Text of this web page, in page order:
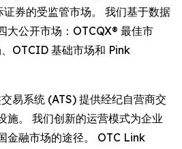
券的受监管市场。 我们基于数据
大公开市场：OTCQX® 最佳市
OTCID 基础市场和 Pink
易系统 (ATS) 提供经纪自营商交
施。 我们创新的运营模式为企业
金融市场的途径。 OTC Link